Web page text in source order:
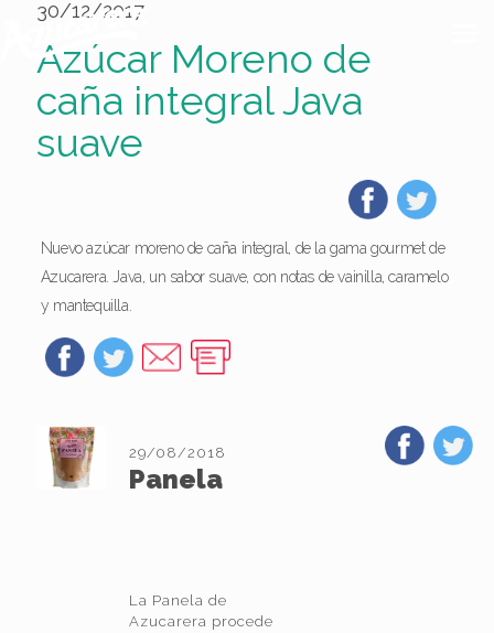
30/12/2017
Azúcar Moreno de
caña integral Java
suave
Nuevo azúcar moreno de caña integral, de la gama gourmet de
Azucarera. Java, un sabor suave, con notas de vainilla, caramelo
y mantequilla.
29/08/2018
Panela
La Panela de
Azucarera procede